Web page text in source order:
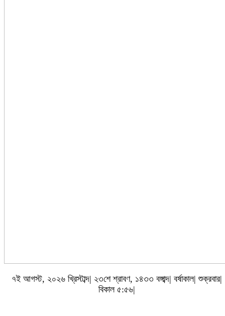
৭ই আগস্ট, ২০২৬ খ্রিস্টাব্দ| ২৩শে শ্রাবণ, ১৪৩৩ বঙ্গাব্দ| বর্ষাকাল| শুক্রবার|
বিকাল ৫:৫৬|